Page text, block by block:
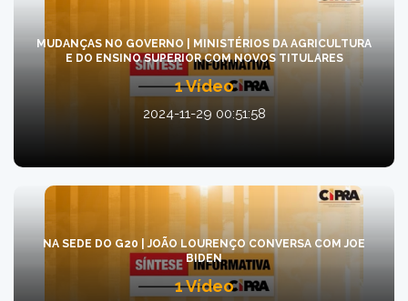
MUDANÇAS NO GOVERNO | MINISTÉRIOS DA AGRICULTURA
E DO ENSINO SUPERIOR COM NOVOS TITULARES
1 Vídeo
2024-11-29 00:51:58
NA SEDE DO G20 | JOÃO LOURENÇO CONVERSA COM JOE
BIDEN
1 Vídeo